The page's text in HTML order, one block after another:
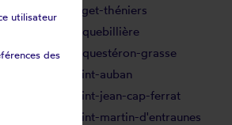
Puget-théniers
Roquebillière
Roquestéron-grasse
Saint-auban
Saint-jean-cap-ferrat
Saint-martin-d'entraunes
utilisateur
des